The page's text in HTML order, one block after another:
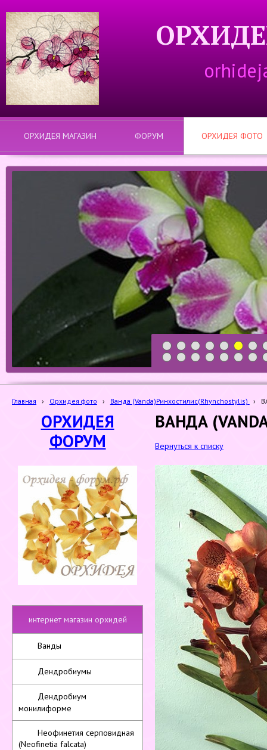
ОРХИДЕЯ МАГАЗИН ФОРУМ ОРХИДЕЯ ФОТО
1 2 3 4 5 6 7
8
19 20 21 22 23 24 25
Главная › Орхидея фото › Ванда (Vanda)Ринхостилис(Rhynchostylis) ›
ОРХИДЕЯ
ФОРУМ
интернет магазин орхидей
Ванды
Дендробиумы
Дендробиум
монилиформе
Неофинетия серповидная
(Neofinetia falcata)
ВАНДА
Вернуться к списку